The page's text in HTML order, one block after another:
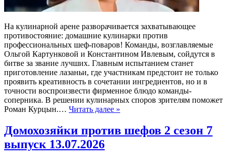
На кулинарной арене разворачивается захватывающее
противостояние: домашние кулинарки против
профессиональных шеф-поваров! Команды, возглавляемые
Ольгой Картунковой и Константином Ивлевым, сойдутся в
битве за звание лучших. Главным испытанием станет
приготовление лазаньи, где участникам предстоит не только
проявить креативность в сочетании ингредиентов, но и в
точности воспроизвести фирменное блюдо команды-
соперника. В решении кулинарных споров зрителям поможет
Роман Курцын.… Читать далее »
Домохозяйки против шефов 2 сезон 7
выпуск 13.07.2026